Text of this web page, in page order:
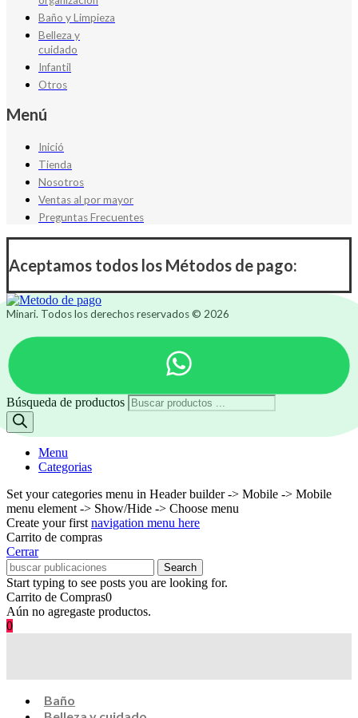
Baño y Limpieza
Belleza y
cuidado
Infantil
Otros
Menú
Inició
Tienda
Nosotros
Ventas al por mayor
Preguntas Frecuentes
Aceptamos todos los Métodos de pago:
Minari. Todos los derechos reservados © 2026
Búsqueda de productos
Menu
Categorias
Set your categories menu in Header builder -> Mobile -> Mobile
menu element -> Show/Hide -> Choose menu
Create your first navigation menu here
Carrito de compras
Cerrar
Search
Start typing to see posts you are looking for.
Carrito de Compras0
Aún no agregaste productos.
0
Baño